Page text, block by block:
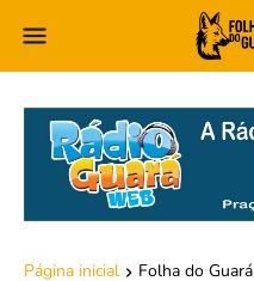
Página inicial Folha do Guará